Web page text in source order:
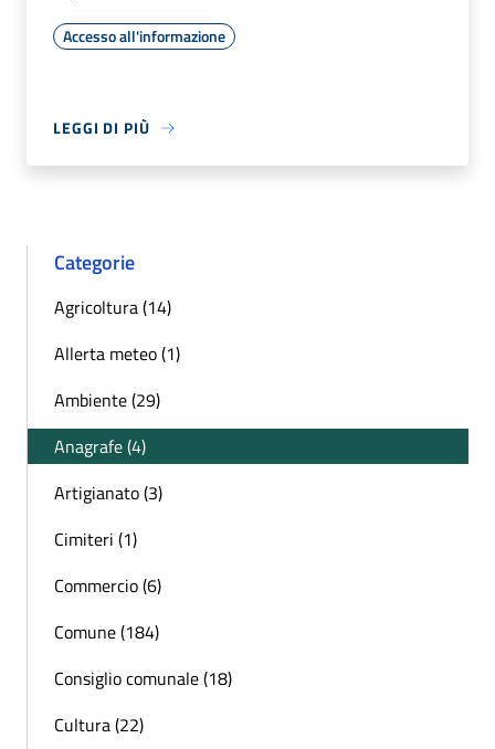
Accesso all'informazione
LEGGI DI PIÙ
Categorie
Agricoltura (14)
Allerta meteo (1)
Ambiente (29)
Anagrafe (4)
Artigianato (3)
Cimiteri (1)
Commercio (6)
Comune (184)
Consiglio comunale (18)
Cultura (22)